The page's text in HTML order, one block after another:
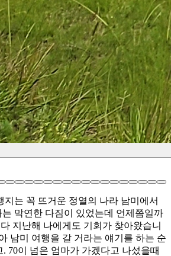
지는 꼭 뜨거운 정열의 나라 남미에서
막연한 다짐이 있었는데 언제쯤일까
지난해 나에게도 기회가 찾아왔습니
남미 여행을 갈 거라는 얘기를 하는 순
70이 넘은 엄마가 가겠다고 나섰을때